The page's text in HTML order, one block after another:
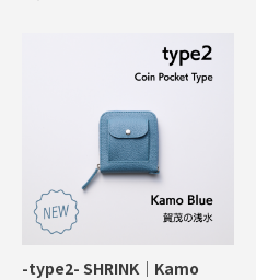
-type2- SHRINK｜Kamo